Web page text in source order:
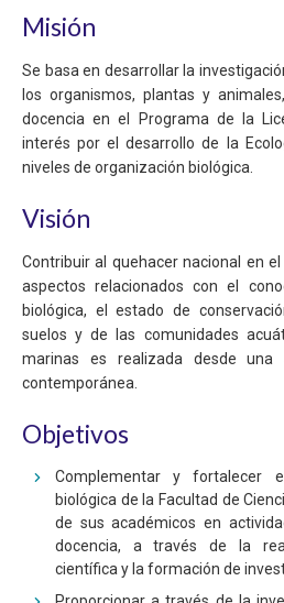
Misión
Se basa en desarrollar la
los organismos, plantas y
docencia en el Programa de la
interés por el desarrollo de la
niveles de organización biológica.
Visión
Contribuir al quehacer nacional en
aspectos relacionados con el
biológica, el estado de
suelos y de las comunidades
marinas es realizada desde una
contemporánea.
Objetivos
Complementar y fortalecer
biológica de la Facultad de
de sus académicos en
docencia, a través de la
científica y la formación de